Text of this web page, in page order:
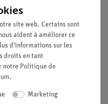
fois à masse constante
une trajectoire définie et
mécanique effectué
force constante sur des
effectué et la vitesse.
site web. Certains sont
aident à améliorer ce
d'informations sur les
droits en tant
notre Politique de
.
Marketing